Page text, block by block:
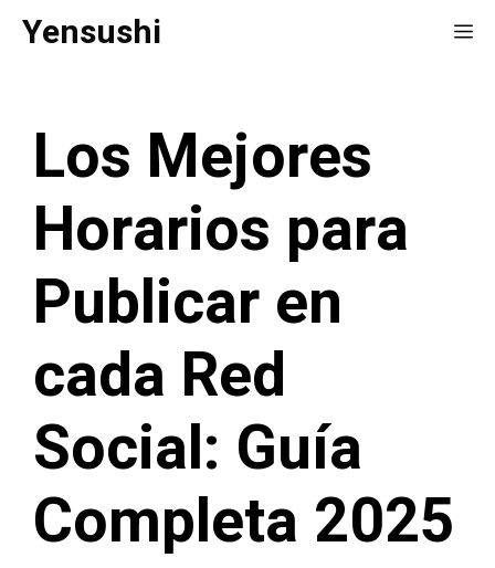
SaltarYensushi
Los Mejores
Horarios para
Publicar en
cada Red
Social: Guía
Completa 2025